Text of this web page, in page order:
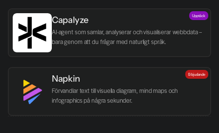
Capalyze
AI-agent som samlar, analyserar och visualiserar webbdata –
bara genom att du frågar med naturligt språk.
Upptäck
Napkin
Förvandlar text till visuella diagram, mind maps och
infographics på några sekunder.
Erbjudande